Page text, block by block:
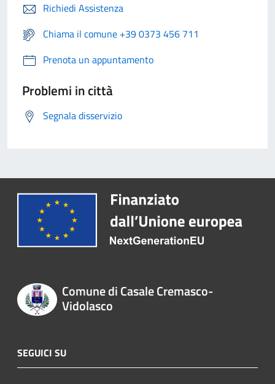
Richiedi Assistenza
Chiama il comune +39 0373 456 711
Prenota un appuntamento
Problemi in città
Segnala disservizio
Comune di Casale Cremasco-
Vidolasco
SEGUICI SU